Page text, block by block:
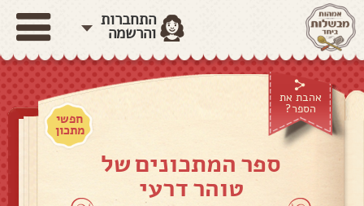
התחברות
והרשמה
אהבת את
הספר?
חפשי
מתכון
ספר המתכונים של
טוהר דרעי